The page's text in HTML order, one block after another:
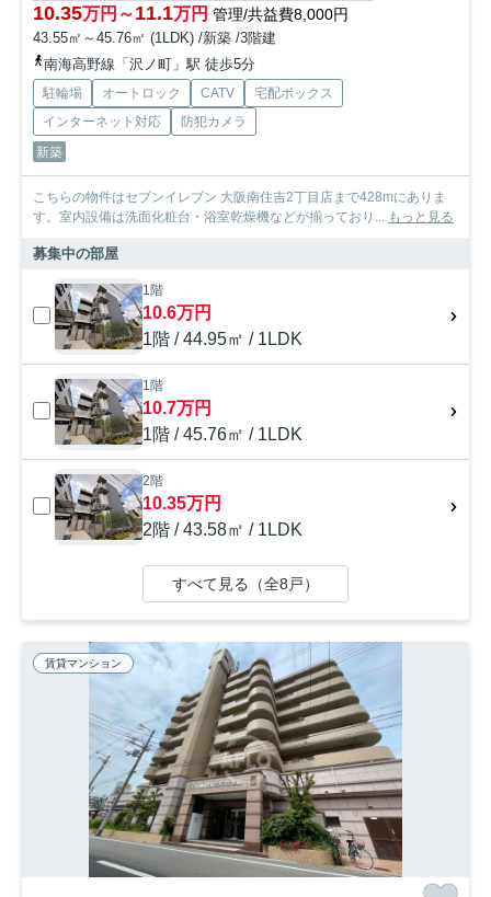
10.35万円～11.1万円 管理/共益費8,000円
43.55㎡～45.76㎡ (1LDK) /新築 /3階建
南海高野線「沢ノ町」駅 徒歩5分
駐輪場 オートロック CATV
宅配ボックス
インターネット対応
防犯カメラ
新築
こちらの物件はセブンイレブン 大阪南住吉2丁目店まで428mにありま
す。室内設備は洗面化粧台・浴室乾燥機などが揃っており... もっと見る
募集中の部屋
1階
10.6万円
1階 / 44.95㎡ / 1LDK
1階
10.7万円
1階 / 45.76㎡ / 1LDK
2階
10.35万円
2階 / 43.58㎡ / 1LDK
すべて見る（全8戸）
賃貸マンション